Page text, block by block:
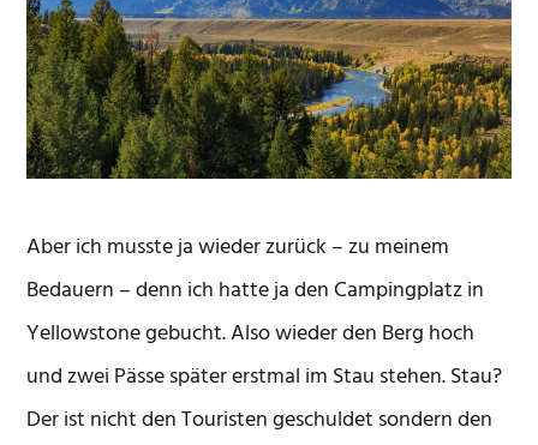
Aber ich musste ja wieder zurück – zu meinem
Bedauern – denn ich hatte ja den Campingplatz in
Yellowstone gebucht. Also wieder den Berg hoch
und zwei Pässe später erstmal im Stau stehen. Stau?
Der ist nicht den Touristen geschuldet sondern den